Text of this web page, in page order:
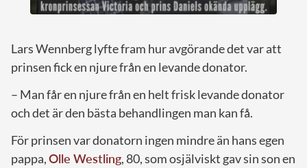
Lars Wennberg lyfte fram hur avgörande det var att
prinsen fick en njure från en levande donator.
– Man får en njure från en helt frisk levande donator
och det är den bästa behandlingen man kan få.
För prinsen var donatorn ingen mindre än hans egen
pappa,Olle Westling, 80, som osjälviskt gav sin son en